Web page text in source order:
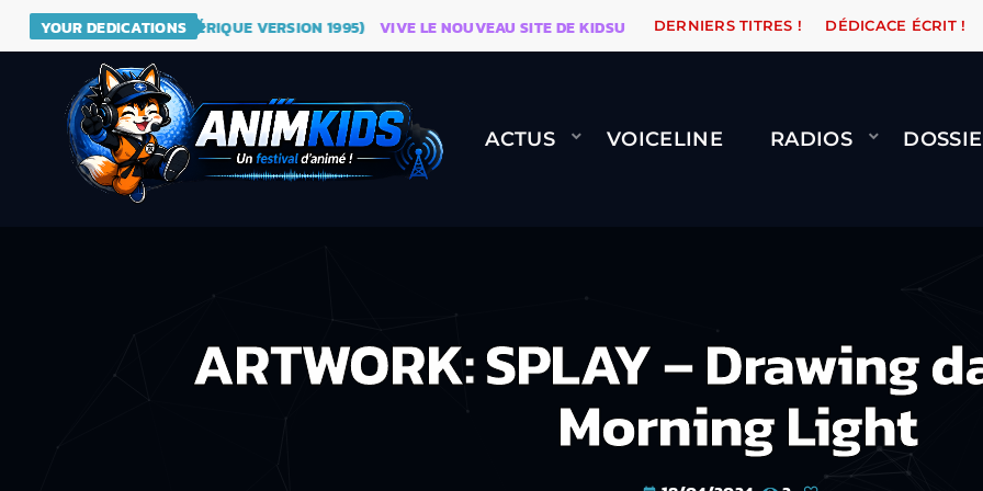
YOUR DEDICATIONS
BALL (GÉNÉRIQUE VERSION 1995) VIVE LE NOUVEAU SITE DE KIDSUNE WARÉTRO ORANGE ROAD QUI
DERNIERS TITRES ! DÉDICACE ÉCRIT !
ACTUS VOICELINE RADIOS
ARTWORK: SPLAY – Drawing
Morning Light